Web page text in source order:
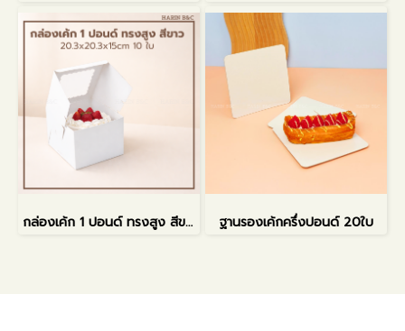
กล่องเค้ก 1 ปอนด์ ทรงสูง สีขาว ฐานรองเค้กครึ่งปอนด์ 20ใบ